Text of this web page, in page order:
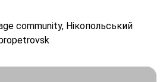
community, Нікопольський